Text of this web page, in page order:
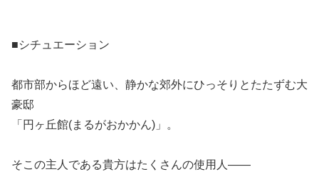
■シチュエーション
都市部からほど遠い、静かな郊外にひっそりとたたずむ大
豪邸
「円ヶ丘館(まるがおかかん)」。
そこの主人である貴方はたくさんの使用人――